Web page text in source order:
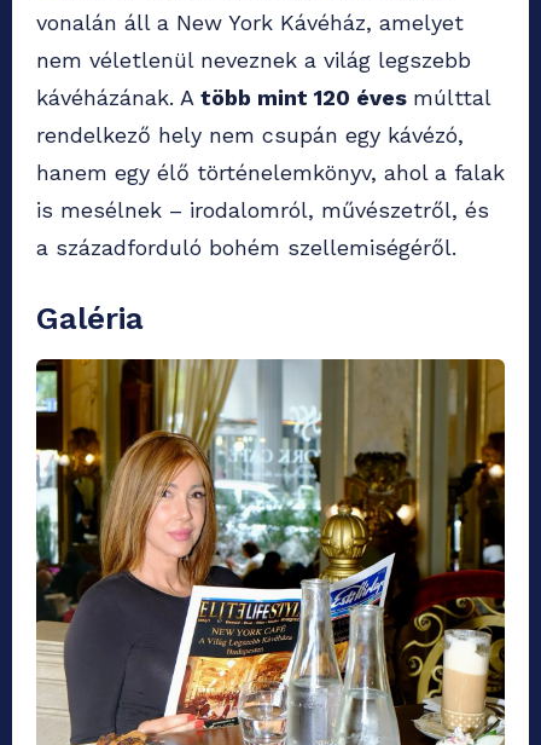
vonalán áll a New York Kávéház, amelyet
nem véletlenül neveznek a világ legszebb
kávéházának. A több mint 120 éves múlttal
rendelkező hely nem csupán egy kávézó,
hanem egy élő történelemkönyv, ahol a falak
is mesélnek – irodalomról, művészetről, és
a századforduló bohém szellemiségéről.
Galéria